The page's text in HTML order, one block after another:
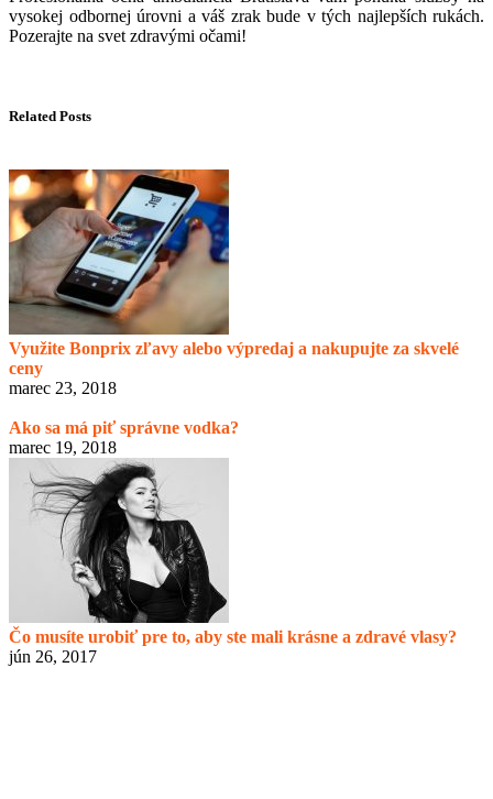
vysokej odbornej úrovni a váš zrak bude v tých najlepších rukách.
Pozerajte na svet zdravými očami!
Related Posts
Využite Bonprix zľavy alebo výpredaj a nakupujte za skvelé
ceny
marec 23, 2018
Ako sa má piť správne vodka?
marec 19, 2018
Čo musíte urobiť pre to, aby ste mali krásne a zdravé vlasy?
jún 26, 2017